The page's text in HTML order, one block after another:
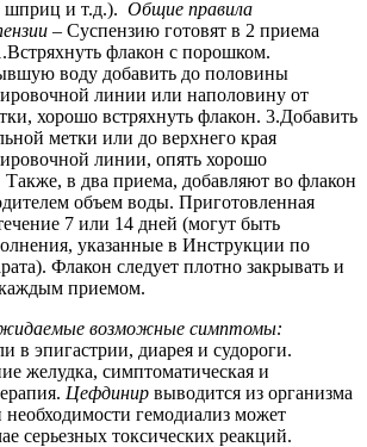
шприц и т.д.). Общие правила
– Суспензию готовят в 2 приема
флакон с порошком.
воду добавить до половины
линии или наполовину от
хорошо встряхнуть флакон. 3.Добавить
метки или до верхнего края
линии, опять хорошо
Также, в два приема, добавляют во флакон
объем воды. Приготовленная
7 или 14 дней (могут быть
указанные в Инструкции по
Флакон следует плотно закрывать и
каждым приемом.
возможные симптомы:
в эпигастрии, диарея и судороги.
желудка, симптоматическая и
Цефдинир выводится из организма
гемодиализ может
серьезных токсических реакций.